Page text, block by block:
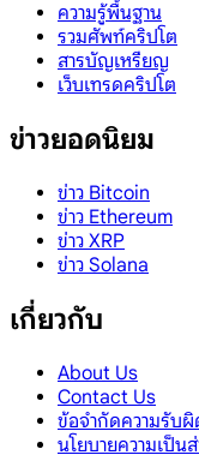
ความรู้พื้นฐาน
รวมศัพท์คริปโต
สารบัญเหรียญ
เว็บเทรดคริปโต
ข่าวยอดนิยม
ข่าว Bitcoin
ข่าว Ethereum
ข่าว XRP
ข่าว Solana
เกี่ยวกับ
About Us
Contact Us
ข้อจำกัดความรับ
นโยบายความเป็น